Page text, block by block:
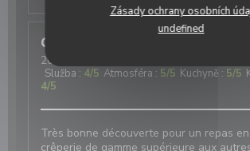
Zásady ochrany osobních
undefined
Guillaume
2026-08-04
Služba : 4/5 Atmosféra : 5/5 Kuchyně : 5/5
4/5
Très bonne découverte pour un repas
crêperie de gamme supérieure aux